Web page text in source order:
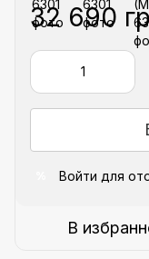
32 690
Войти для
В